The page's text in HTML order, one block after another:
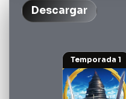
Descargar
Temporada 1